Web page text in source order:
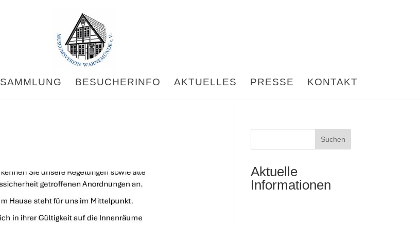
SAMMLUNG BESUCHERINFO AKTUELLES PRESSE KONTAKT
Suchen
Aktuelle
Informationen